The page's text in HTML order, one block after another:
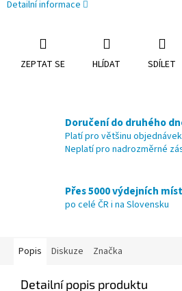
Detailní informace
ZEPTAT SE HLÍDAT SDÍLET
Doručení do druhého
Platí pro většinu
Neplatí pro nadrozměrné
Přes 5000 výdejních míst
po celé ČR i na Slovensku
Popis Diskuze Značka
Detailní popis produktu